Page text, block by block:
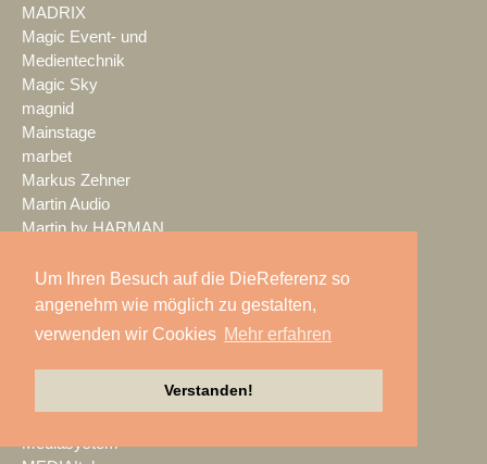
Um Ihren Besuch auf die DieReferenz so
angenehm wie möglich zu gestalten,
verwenden wir Cookies Mehr erfahren
Verstanden!
MADRIX
Magic Event- und
Medientechnik
Magic Sky
magnid
Mainstage
marbet
Markus Zehner
Martin Audio
Martin by HARMAN
Maxin10sity
MBN-PROLED
MDS PAtec
Media Resource Group
MEDIA SPECTRUM
Mediasystem